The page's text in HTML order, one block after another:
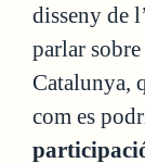
disseny de
parlar sobre
Catalunya,
com es